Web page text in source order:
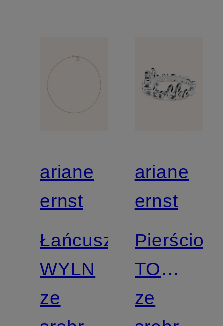
ariane
ernst
Łańcuszek
WYLN
ze
ariane
ernst
TO
THE
ze